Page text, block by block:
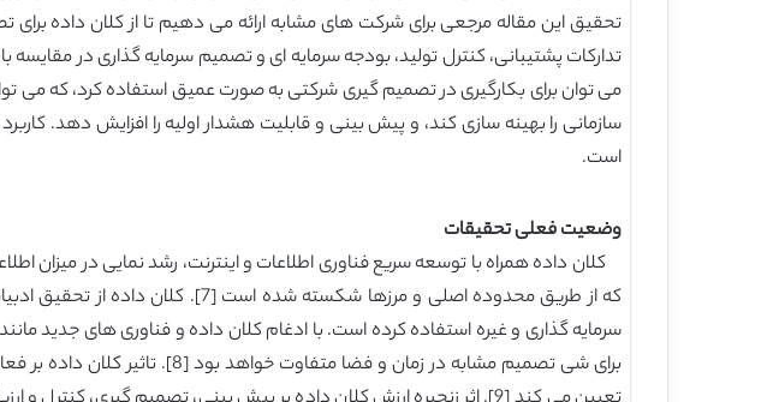
تحقیق این مقاله مرجعی برای شرکت های مشابه ارائه می دهیم تا از کلان داده
تدارکات پشتیبانی، کنترل تولید، بودجه سرمایه ای و تصمیم سرمایه گذاری در
می توان برای بکارگیری در تصمیم گیری شرکتی به صورت عمیق استفاده کرد، که می
سازمانی را بهینه سازی کند، و پیش بینی و قابلیت هشدار اولیه را افزایش دهد.
است.
وضعیت فعلی تحقیقات
کلان داده همراه با توسعه سریع فناوری اطلاعات و اینترنت، رشد نمایی در
که از طریق محدوده اصلی و مرزها
سرمایه گذاری و غیره استفاده کرده است. با ادغام کلان داده و فناوری های جدید
برای شی تصمیم مشابه در زمان و